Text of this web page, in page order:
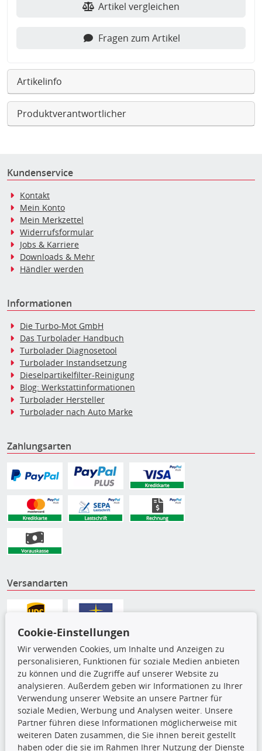
Artikel vergleichen
Fragen zum Artikel
Artikelinfo
Produktverantwortlicher
Kundenservice
Kontakt
Mein Konto
Mein Merkzettel
Widerrufsformular
Jobs & Karriere
Downloads & Mehr
Händler werden
Informationen
Die Turbo-Mot GmbH
Das Turbolader Handbuch
Turbolader Diagnosetool
Turbolader Instandsetzung
Dieselpartikelfilter-Reinigung
Blog: Werkstattinformationen
Turbolader Hersteller
Turbolader nach Auto Marke
Zahlungsarten
Versandarten
Die hier angezeigten Daten,
insbesondere die gesamte Datenbank,
Cookie-Einstellungen
Wir verwenden Cookies, um Inhalte und Anzeigen zu
personalisieren, Funktionen für soziale Medien anbieten
zu können und die Zugriffe auf unserer Website zu
analysieren. Außerdem geben wir Informationen zu Ihrer
Verwendung unserer Website an unsere Partner für
soziale Medien, Werbung und Analysen weiter. Unsere
Partner führen diese Informationen möglicherweise mit
weiteren Daten zusammen, die Sie ihnen bereit gestellt
haben oder die sie im Rahmen Ihrer Nutzung der Dienste